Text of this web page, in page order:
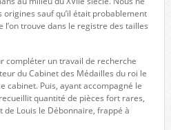
origines sauf qu’il était probablement
l’on trouve dans le registre des tailles
compléter un travail de recherche
du Cabinet des Médailles du roi le
cabinet. Puis, ayant accompagné le
quantité de pièces fort rares,
de Louis le Débonnaire, frappé à